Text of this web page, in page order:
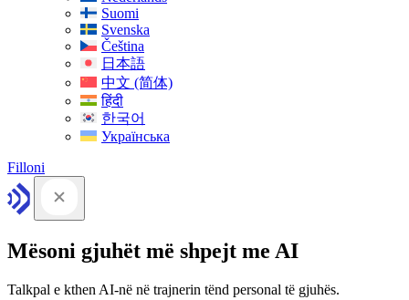
Suomi
Svenska
Čeština
日本語
中文 (简体)
हिंदी
한국어
Українська
Filloni
Mësoni gjuhët më shpejt me AI
Talkpal e kthen AI-në në trajnerin tënd personal të gjuhës.